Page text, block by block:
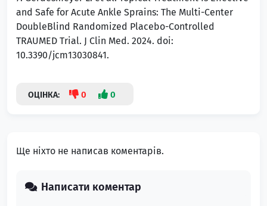
and Safe for Acute Ankle Sprains: The Multi-Center
DoubleBlind Randomized Placebo-Controlled
TRAUMED Trial. J Clin Med. 2024. doi:
10.3390/jcm13030841.
ОЦІНКА: 0 0
Ще ніхто не написав коментарів.
Написати коментар